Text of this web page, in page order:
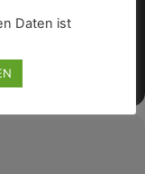
Daten ist